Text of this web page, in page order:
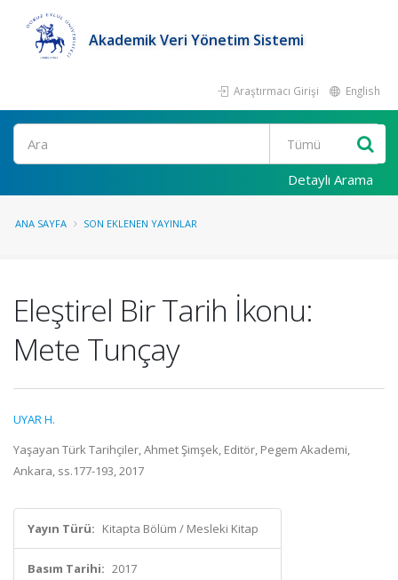
Akademik Veri Yönetim Sistemi
Araştırmacı Girişi English
Ara
Detaylı Arama
ANA SAYFA SON EKLENEN YAYINLAR
Eleştirel Bir Tarih İkonu:
Mete Tunçay
UYAR H.
Yaşayan Türk Tarihçiler, Ahmet Şimşek, Editör, Pegem Akademi,
Ankara, ss.177-193, 2017
Yayın Türü: Kitapta Bölüm / Mesleki Kitap
Basım Tarihi: 2017